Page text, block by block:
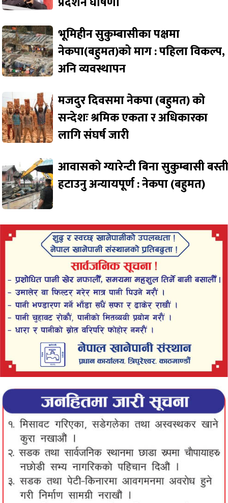
भूमिहीन सुकुम्बासीका पक्षमा
नेकपा(बहुमत)को माग : पहिला विकल्प,
अनि व्यवस्थापन
मजदुर दिवसमा नेकपा (बहुमत) को
सन्देशः श्रमिक एकता र अधिकारका
लागि संघर्ष जारी
आवासको ग्यारेन्टी बिना सुकुम्बासी
हटाउनु अन्यायपूर्ण : नेकपा (बहुमत)